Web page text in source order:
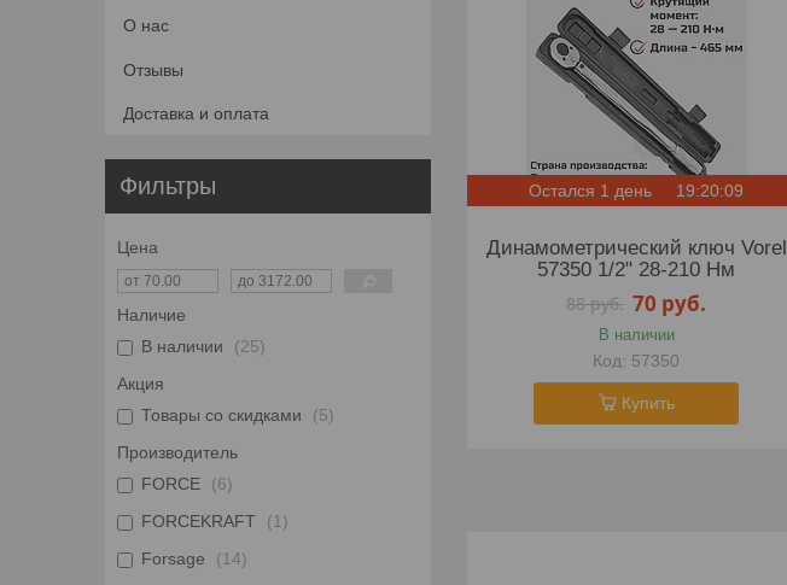
Остался 1 день 19:20:08
Динамометрический ключ Vorel
57350 1/2" 28-210 Нм
88руб. 70 руб.
В наличии
57350
Купить
О нас
Отзывы
Доставка и оплата
Фильтры
Цена
Наличие
В наличии
25
Акция
Товары со скидками
5
Производитель
FORCE
6
FORCEKRAFT
1
Forsage
14